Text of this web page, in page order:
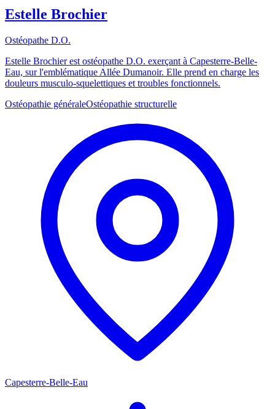
Estelle Brochier
Ostéopathe D.O.
Estelle Brochier est ostéopathe D.O. exerçant à Capesterre-Belle-
Eau, sur l'emblématique Allée Dumanoir. Elle prend en charge les
douleurs musculo-squelettiques et troubles fonctionnels.
Ostéopathie généraleOstéopathie structurelle
Capesterre-Belle-Eau